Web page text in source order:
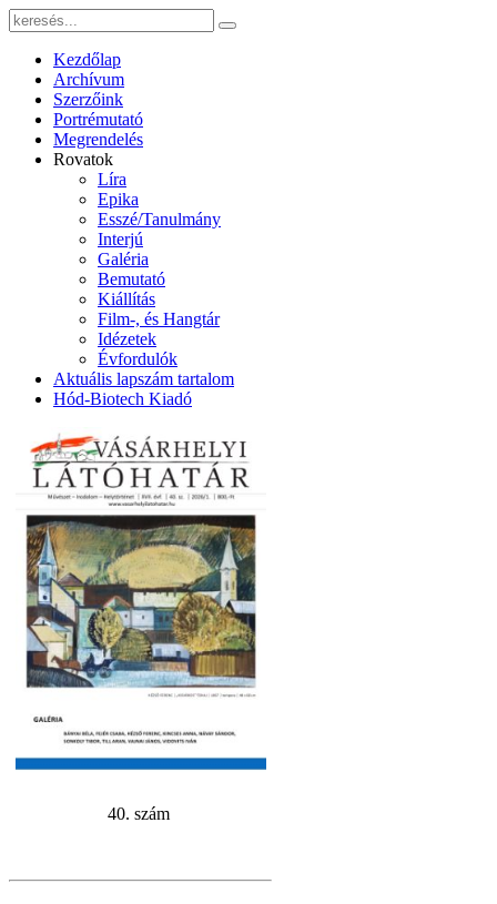
Kezdőlap
Archívum
Szerzőink
Portrémutató
Megrendelés
Rovatok
Líra
Epika
Esszé/Tanulmány
Interjú
Galéria
Bemutató
Kiállítás
Film-, és Hangtár
Idézetek
Évfordulók
Aktuális lapszám tartalom
Hód-Biotech Kiadó
40. szám